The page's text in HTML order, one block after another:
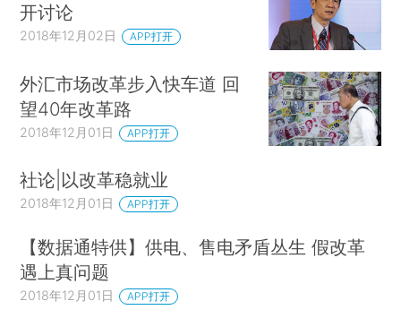
开讨论
2018年12月02日 APP打开
外汇市场改革步入快车道 回
望40年改革路
2018年12月01日 APP打开
社论|以改革稳就业
2018年12月01日 APP打开
【数据通特供】供电、售电矛盾丛生 假改革
遇上真问题
2018年12月01日 APP打开